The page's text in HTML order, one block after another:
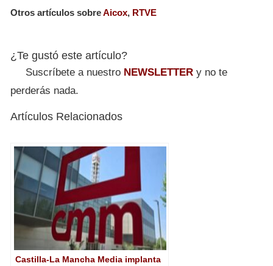
Otros artículos sobreAicox, RTVE
¿Te gustó este artículo?
Suscríbete a nuestro NEWSLETTER y no te
perderás nada.
Artículos Relacionados
Castilla-La Mancha Media implanta